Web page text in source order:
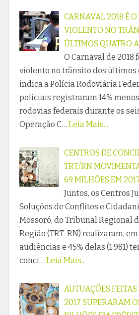
CARNAVAL 2018 É O
VIOLENTO NO
ÚLTIMOS QUATRO
O Carnaval de 2018
violento no trânsito dos últimos
indica a Polícia Rodoviária
policiais registraram 14%
rodovias federais durante os
Operação C… Leia Mais...
CENTROS DE
TRT/RN
69 MILHÕES EM
Juntos, os Centros
Soluções de Conflitos e
Mossoró, do Tribunal Regional
Região (TRT-RN) realizaram, em
audiências e 45% delas (1.981)
conci… Leia Mais...
AUTUAÇÕES
2017 SUPERARAM